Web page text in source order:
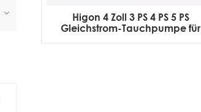
Higon 4 Zoll 3 PS 4 PS 5 PS
Gleichstrom-Tauchpumpe für